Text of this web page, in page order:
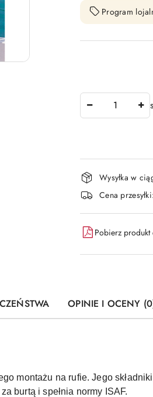
Program
Dostępność
i
dostawa
Wysyłka w
Cena przesyłki:
Pobierz produkt
OPINIE I OCENY
montażu na rufie. Jego
burtą i spełnia normy ISAF.